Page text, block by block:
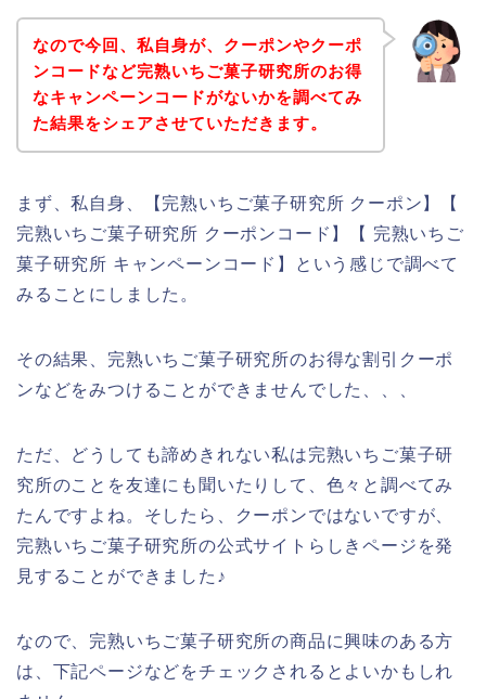
なので今回、私自身が、クーポンやクーポ
ンコードなど完熟いちご菓子研究所のお得
なキャンペーンコードがないかを調べてみ
た結果をシェアさせていただきます。
まず、私自身、【完熟いちご菓子研究所 クーポン】【
完熟いちご菓子研究所 クーポンコード】【 完熟いちご
菓子研究所 キャンペーンコード】という感じで調べて
みることにしました。
その結果、完熟いちご菓子研究所のお得な割引クーポ
ンなどをみつけることができませんでした、、、
ただ、どうしても諦めきれない私は完熟いちご菓子研
究所のことを友達にも聞いたりして、色々と調べてみ
たんですよね。そしたら、クーポンではないですが、
完熟いちご菓子研究所の公式サイトらしきページを発
見することができました♪
なので、完熟いちご菓子研究所の商品に興味のある方
は、下記ページなどをチェックされるとよいかもしれ